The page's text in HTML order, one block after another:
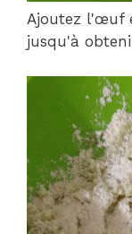
Ajoutez l'œuf
jusqu'à